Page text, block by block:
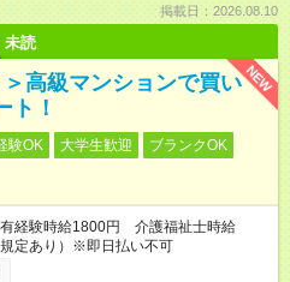
掲載日：2026.08.10
未読
NEW
高級マンションで買い
ト！
験OK 大学生歓迎
ブランクOK
経験時給1800円 介護福祉士時給
定あり）※即日払い不可